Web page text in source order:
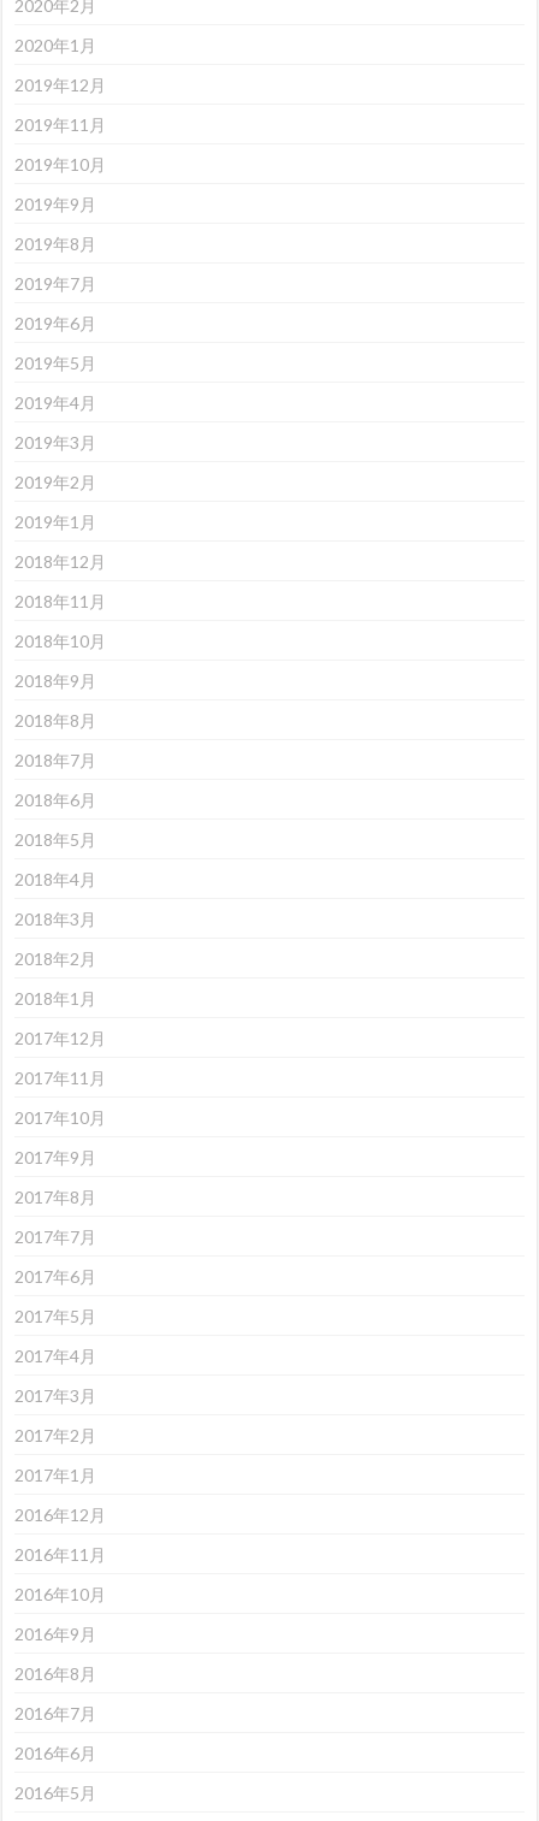
2020年2月
2020年1月
2019年12月
2019年11月
2019年10月
2019年9月
2019年8月
2019年7月
2019年6月
2019年5月
2019年4月
2019年3月
2019年2月
2019年1月
2018年12月
2018年11月
2018年10月
2018年9月
2018年8月
2018年7月
2018年6月
2018年5月
2018年4月
2018年3月
2018年2月
2018年1月
2017年12月
2017年11月
2017年10月
2017年9月
2017年8月
2017年7月
2017年6月
2017年5月
2017年4月
2017年3月
2017年2月
2017年1月
2016年12月
2016年11月
2016年10月
2016年9月
2016年8月
2016年7月
2016年6月
2016年5月